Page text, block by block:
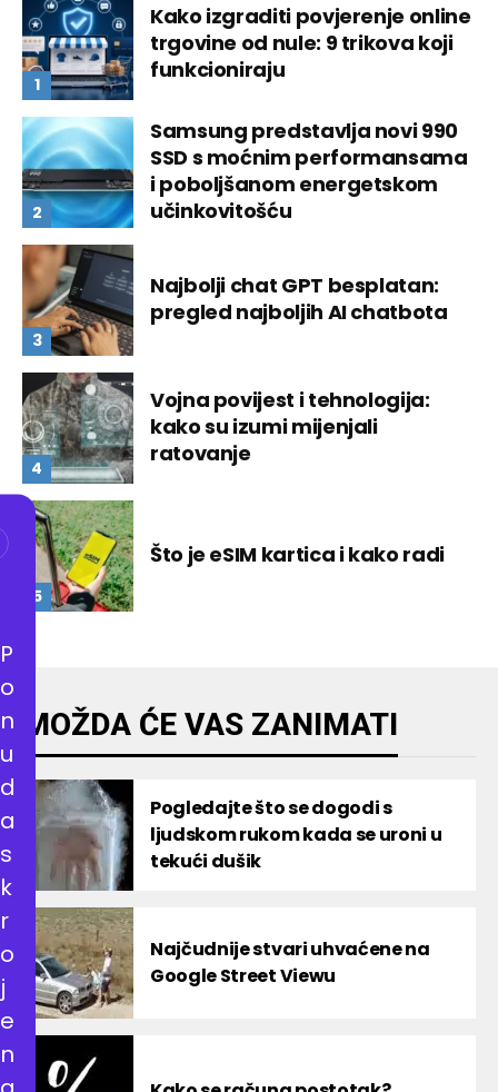
Kako izgraditi povjerenje online
trgovine od nule: 9 trikova koji
funkcioniraju
Samsung predstavlja novi 990
SSD s moćnim performansama
i poboljšanom energetskom
učinkovitošću
Najbolji chat GPT besplatan:
pregled najboljih AI chatbota
Vojna povijest i tehnologija:
kako su izumi mijenjali
ratovanje
Što je eSIM kartica i kako radi
MOŽDA ĆE VAS ZANIMATI
Pogledajte što se dogodi s
ljudskom rukom kada se uroni u
tekući dušik
Najčudnije stvari uhvaćene na
Google Street Viewu
P
o
n
u
d
a
s
k
r
o
j
e
n